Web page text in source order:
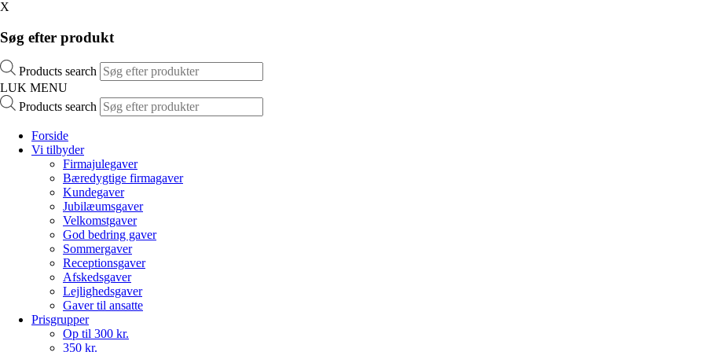
X
Søg efter produkt
Products search
LUK MENU
Products search
Forside
Vi tilbyder
Firmajulegaver
Bæredygtige firmagaver
Kundegaver
Jubilæumsgaver
Velkomstgaver
God bedring gaver
Sommergaver
Receptionsgaver
Afskedsgaver
Lejlighedsgaver
Gaver til ansatte
Prisgrupper
Op til 300 kr.
350 kr.